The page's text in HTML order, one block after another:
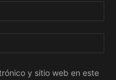
y sitio web en este